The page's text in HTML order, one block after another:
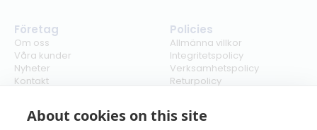
About cookies on this site
Företag
Om oss
Våra kunder
Nyheter
Kontakt
Policies
Allmänna villkor
Integritetspolicy
Verksamhetspolicy
Returpolicy
Cookies